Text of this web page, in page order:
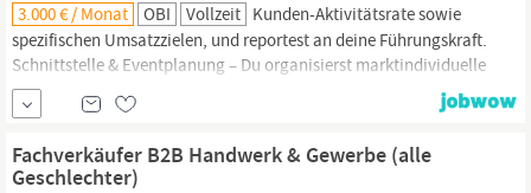
3.000 € / Monat OBI Vollzeit Kunden-Aktivitätsrate sowie
spezifischen Umsatzzielen, und reportest an deine Führungskraft.
Schnittstelle & Eventplanung – Du organisierst marktindividuelle
Kundenevents wie das Handwerkerfrühstück oder Netzwerk-
Stammtische. Zudem arbeitest du eng mit den Kolleg:innen aller
sicherzustellen und alsPromoterim Markt zu agieren.
Fachverkäufer B2B Handwerk & Gewerbe (alle
Geschlechter)